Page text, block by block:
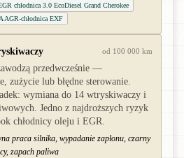
chłodnica 3.0 EcoDiesel Grand Cherokee
AGR-chłodnica EXF
od 100 000 km
przedwcześnie —
zużycie lub błędne sterowanie.
wymiana do 14 wtryskiwaczy i
Jedno z najdroższych ryzyk
chłodnicy oleju i EGR.
praca silnika, wypadanie zapłonu, czarny
zapach paliwa